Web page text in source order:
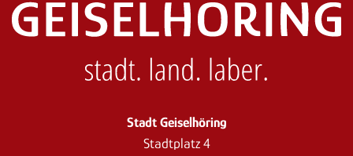
Stadt Geiselhöring
Stadtplatz 4